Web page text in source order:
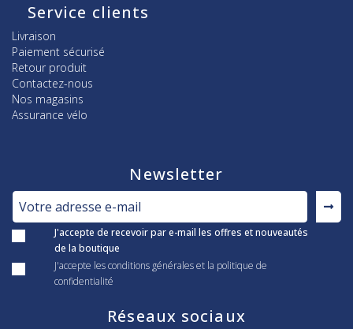
Service clients
Livraison
Paiement sécurisé
Retour produit
Contactez-nous
Nos magasins
Assurance vélo
Newsletter
J'accepte de recevoir par e-mail les offres et nouveautés
de la boutique
J'accepte les conditions générales et la politique de
confidentialité
Réseaux sociaux